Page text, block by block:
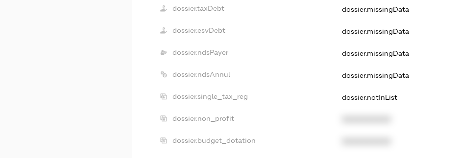
dossier.taxDebt dossier.missingData
dossier.esvDebt dossier.missingData
dossier.ndsPayer dossier.missingData
dossier.ndsAnnul dossier.missingData
dossier.single_tax_reg dossier.notInList
dossier.non_profit
dossier.budget_dotation